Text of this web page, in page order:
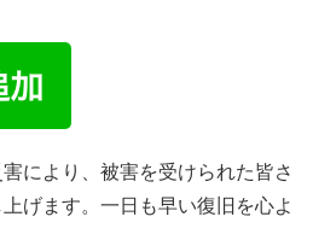
により、被害を受けられた皆さ
げます。一日も早い復旧を心よ